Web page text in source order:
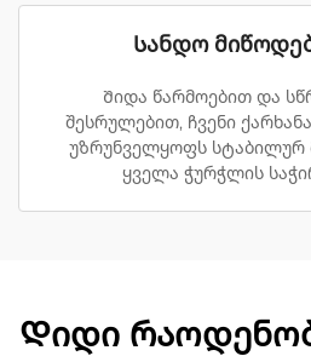
Სანდო
Შიდა წარმოებით და
შესრულებით, ჩვენი
უზრუნველყოფს სტაბილურ
ყველა ჭურჭლის
Დიდი